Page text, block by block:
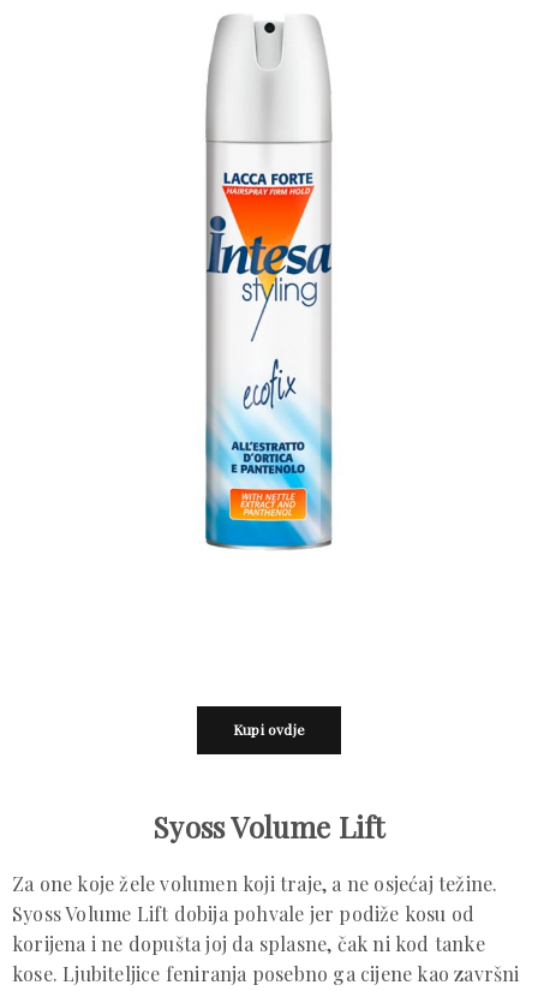
Kupi ovdje
Syoss Volume Lift
Za one koje žele volumen koji traje, a ne osjećaj težine.
Syoss Volume Lift dobija pohvale jer podiže kosu od
korijena i ne dopušta joj da splasne, čak ni kod tanke
kose. Ljubiteljice feniranja posebno ga cijene kao završni